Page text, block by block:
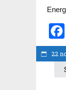
22